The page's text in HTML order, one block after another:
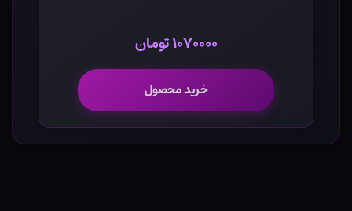
۱۰۷۰۰۰۰ تومان
خرید محصول